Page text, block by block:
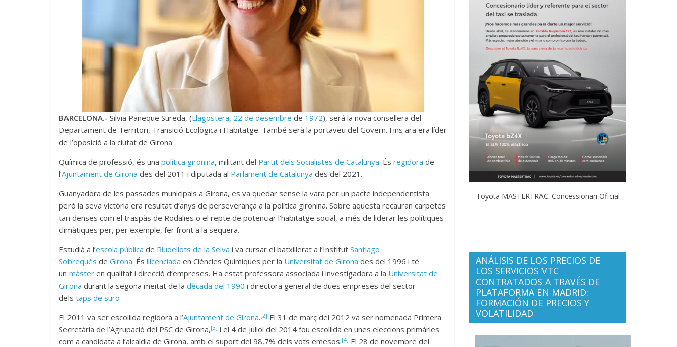
BARCELONA.- Silvia Paneque Sureda, (Llagostera, 22 de desembre de 1972), será la nova consellera del
Departament de Territori, Transició Ecològica i Habitatge. També serà la portaveu del Govern. Fins ara era líder
de l’oposició a la ciutat de Girona
Química de professió, és una política gironina, militant del Partit dels Socialistes de Catalunya. És regidora de
l’Ajuntament de Girona des del 2011 i diputada al Parlament de Catalunya des del 2021.
Guanyadora de les passades municipals a Girona, es va quedar sense la vara per un pacte independentista
però la seva victòria era resultat d’anys de perseverança a la política gironina. Sobre aquesta recauran carpetes
tan denses com el traspàs de Rodalies o el repte de potenciar l’habitatge social, a més de liderar les polítiques
climàtiques per, per exemple, fer front a la sequera.
Estudià a l’escola pública de Riudellots de la Selva i va cursar el batxillerat a l’Institut Santiago
Sobrequés de Girona. És llicenciada en Ciències Químiques per la Universitat de Girona des del 1996 i té
un màster en qualitat i direcció d’empreses. Ha estat professora associada i investigadora a la Universitat de
Girona durant la segona meitat de la dècada del 1990 i directora general de dues empreses del sector
dels taps de suro
El 2011 va ser escollida regidora a l’Ajuntament de Girona.[2] El 31 de març del 2012 va ser nomenada Primera
Secretària de l’Agrupació del PSC de Girona,[3] i el 4 de juliol del 2014 fou escollida en unes eleccions primàries
com a candidata a l’alcaldia de Girona, amb el suport del 98,7% dels vots emesos.[4] El 28 de novembre del
Toyota MASTERTRAC. Concessionari Oficial
ANÁLISIS DE LOS PRECIOS DE
LOS SERVICIOS VTC
CONTRATADOS A TRAVÉS DE
PLATAFORMA EN MADRID:
FORMACIÓN DE PRECIOS Y
VOLATILIDAD